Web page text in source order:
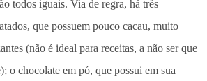
todos iguais. Via de regra, há três
que possuem pouco cacau, muito
(não é ideal para receitas, a não ser que
o chocolate em pó, que possui em sua